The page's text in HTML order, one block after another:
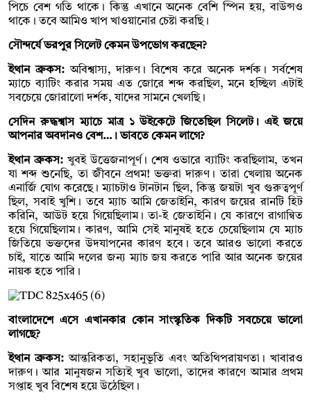
পিচে বেশ গতি থাকে। কিন্তু এখানে অনেক বেশি স্পিন হয়, বাউন্সও
থাকে। তবে আমিও খাপ খাওয়ানোর চেষ্টা করছি।
সৌন্দর্যে ভরপুর সিলেট কেমন উপভোগ করছেন?
ইথান ব্রুকস:অবিশ্বাস্য, দারুণ। বিশেষ করে অনেক দর্শক। সর্বশেষ
ম্যাচে ব্যাটিং করার সময় এত জোরে শব্দ করছিল, মনে হচ্ছিল এটাই
সবচেয়ে জোরালো দর্শক, যাদের সামনে খেলছি।
সেদিন রুদ্ধশ্বাস ম্যাচে মাত্র ১ উইকেটে জিতেছিল সিলেট। এই জয়ে
আপনার অবদানও বেশ…। ভাবতে কেমন লাগে?
ইথান ব্রুকস:খুবই উত্তেজনাপূর্ণ। শেষ ওভারে ব্যাটিং করছিলাম, তখন
যা শব্দ শুনেছি, তা জীবনে প্রথম! ভক্তরা দারুণ। তারা খেলায় অনেক
এনার্জি যোগ করেছে। ম্যাচটাও টানটান ছিল, কিন্তু জয়টা খুব গুরুত্বপূর্ণ
ছিল, সবাই খুশি। তবে ম্যাচ আমি জেতাইনি, কারণ জয়ের রানটি হিট
করিনি, আউট হয়ে গিয়েছিলাম। তা-ই জেতাইনি। যে কারণে রাগান্বিত
হয়ে গিয়েছিলাম। কারণ, আমি সেই মানুষই হতে চেয়েছিলাম যে ম্যাচ
জিতিয়ে ভক্তদের উদযাপনের কারণ হবে। তবে আরও ভালো করতে
চাই, যাতে আমি দলের জন্য ম্যাচ জয় করতে পারি আর অনেক জয়ের
নায়ক হতে পারি।
বাংলাদেশে এসে এখানকার কোন সাংস্কৃতিক দিকটি সবচেয়ে ভালো
লাগছে?
ইথান ব্রুকস:আন্তরিকতা, সহানুভূতি এবং অতিথিপরায়ণতা। খাবারও
দারুণ। আর মানুষজন সত্যিই খুব ভালো, তাদের কারণে আমার প্রথম
সপ্তাহ খুব বিশেষ হয়ে উঠেছিল।